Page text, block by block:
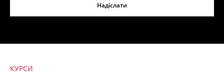
Надіслати
КУРСИ